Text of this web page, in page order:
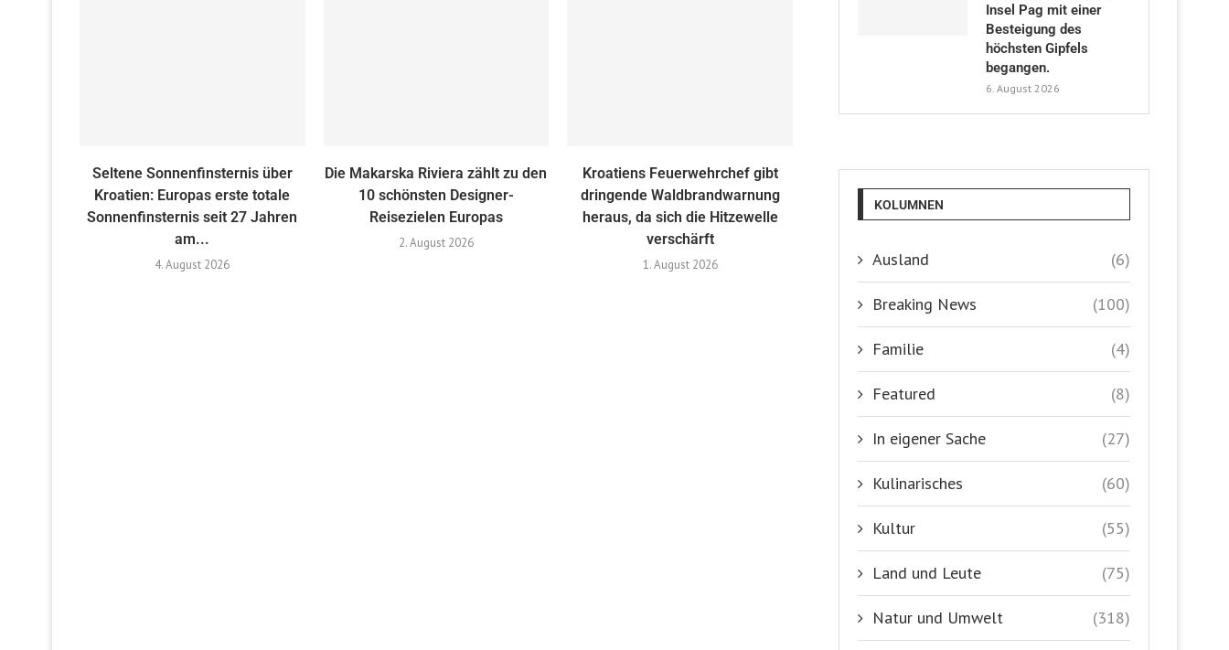
Seltene Sonnenfinsternis über
Kroatien: Europas erste totale
Sonnenfinsternis seit 27 Jahren
am...
4. August 2026
Die Makarska Riviera zählt zu den
10 schönsten Designer-
Reisezielen Europas
2. August 2026
Kroatiens Feuerwehrchef gibt
dringende Waldbrandwarnung
heraus, da sich die Hitzewelle
verschärft
1. August 2026
Insel Pag mit einer
Besteigung des
höchsten Gipfels
begangen.
6. August 2026
KOLUMNEN
Ausland (6)
Breaking News (100)
Familie (4)
Featured (8)
In eigener Sache (27)
Kulinarisches (60)
Kultur (55)
Land und Leute (75)
Natur und Umwelt (318)